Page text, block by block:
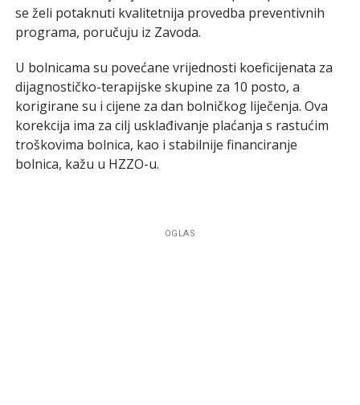
se želi potaknuti kvalitetnija provedba preventivnih
programa, poručuju iz Zavoda.
U bolnicama su povećane vrijednosti koeficijenata za
dijagnostičko-terapijske skupine za 10 posto, a
korigirane su i cijene za dan bolničkog liječenja. Ova
korekcija ima za cilj usklađivanje plaćanja s rastućim
troškovima bolnica, kao i stabilnije financiranje
bolnica, kažu u HZZO-u.
OGLAS